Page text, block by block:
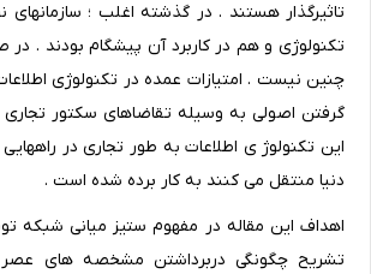
تاثیرگذار هستند . در گذشته اغلب ؛
تکنولوژی و هم در کاربرد آن پیشگام بودند . در
چنین نیست . امتیازات عمده در تکنولوژی اطلاعات
گرفتن اصولی به وسیله تقاضاهای سکتور
این تکنولوژ ی اطلاعات به طور تجاری در
دنیا منتقل می کنند به کار برده شده است .
اهداف این مقاله در مفهوم ستیز میانی شبکه
تشریح چگونگی دربرداشتن مشخصه های